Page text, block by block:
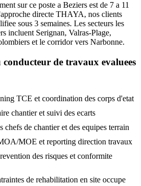
sur ce poste a Beziers est de 7 a 11
directe THAYA, nos clients
sous 3 semaines. Les secteurs les
incluent Serignan, Valras-Plage,
et le corridor vers Narbonne.
conducteur de travaux evaluees
TCE et coordination des corps d'etat
chantier et suivi des ecarts
chefs de chantier et des equipes terrain
MOE et reporting direction travaux
des risques et conformite
de rehabilitation en site occupe